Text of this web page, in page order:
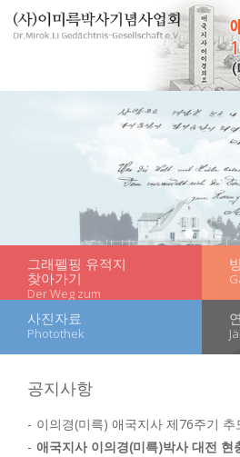
메뉴 건너뛰기
그래펠핑 유적지
찾아가기
Der Weg zum
사진자료
Photothek
공지사항
이의경(미륵) 애국지사 제76주기 추
애국지사 이의경(미륵)박사 대전 현